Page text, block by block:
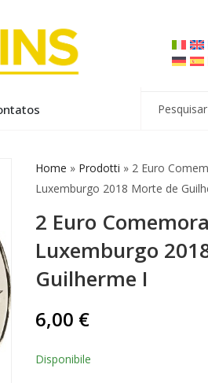
Home » Prodotti » 2 Euro
Luxemburgo 2018 Morte de
2 Euro
Luxemburgo
Guilherme I
6,00 €
Disponibile